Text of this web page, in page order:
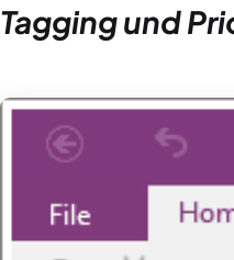
Tagging und